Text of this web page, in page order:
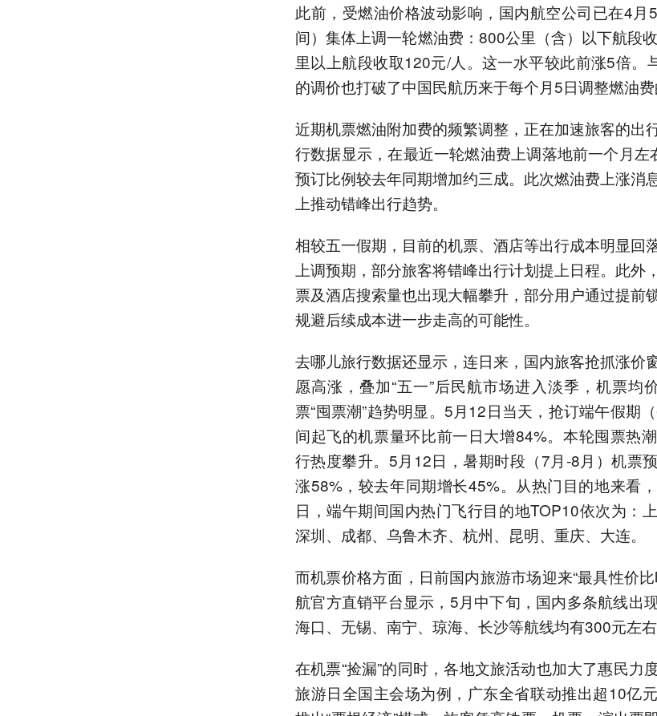
此前，受燃油价格波动影响，国内航空公司已在4月
间）集体上调一轮燃油费：800公里（含）以下航段
里以上航段收取120元/人。这一水平较此前涨5倍。
的调价也打破了中国民航历来于每个月5日调整燃油费
近期机票燃油附加费的频繁调整，正在加速旅客的出
行数据显示，在最近一轮燃油费上调落地前一个月左
预订比例较去年同期增加约三成。此次燃油费上涨消
上推动错峰出行趋势。
相较五一假期，目前的机票、酒店等出行成本明显回
上调预期，部分旅客将错峰出行计划提上日程。此外
票及酒店搜索量也出现大幅攀升，部分用户通过提前
规避后续成本进一步走高的可能性。
去哪儿旅行数据还显示，连日来，国内旅客抢抓涨价
愿高涨，叠加“五一”后民航市场进入淡季，机票均
票“囤票潮”趋势明显。5月12日当天，抢订端午假期
间起飞的机票量环比前一日大增84%。本轮囤票热
行热度攀升。5月12日，暑期时段（7月-8月）机票
涨58%，较去年同期增长45%。从热门目的地来看
日，端午期间国内热门飞行目的地TOP10依次为：上
深圳、成都、乌鲁木齐、杭州、昆明、重庆、大连。
而机票价格方面，日前国内旅游市场迎来“最具性价
航官方直销平台显示，5月中下旬，国内多条航线出
海口、无锡、南宁、琼海、长沙等航线均有300元左右
在机票“捡漏”的同时，各地文旅活动也加大了惠民力
旅游日全国主会场为例，广东全省联动推出超10亿